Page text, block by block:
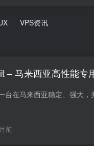
VPS资讯
– 马来西亚高性能专
前